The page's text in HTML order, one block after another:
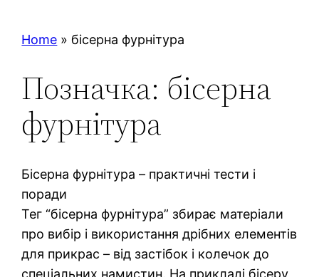
Home » бісерна фурнітура
Позначка: бісерна
фурнітура
Бісерна фурнітура – практичні тести і
поради
Тег “бісерна фурнітура” збирає матеріали
про вибір і використання дрібних елементів
для прикрас – від застібок і колечок до